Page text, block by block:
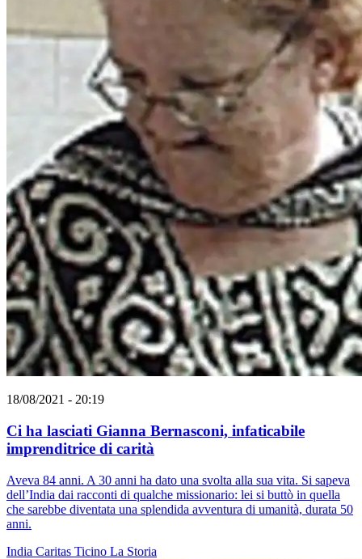
18/08/2021 - 20:19
Ci ha lasciati Gianna Bernasconi, infaticabile
imprenditrice di carità
Aveva 84 anni. A 30 anni ha dato una svolta alla sua vita. Si sapeva
dell’India dai racconti di qualche missionario: lei si buttò in quella
che sarebbe diventata una splendida avventura di umanità, durata 50
anni.
India Caritas Ticino La Storia